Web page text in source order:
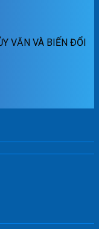
VĂN VÀ BIẾN ĐỔI